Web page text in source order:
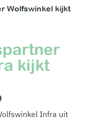
Wolfswinkel kijkt
kijkt
Infra uit